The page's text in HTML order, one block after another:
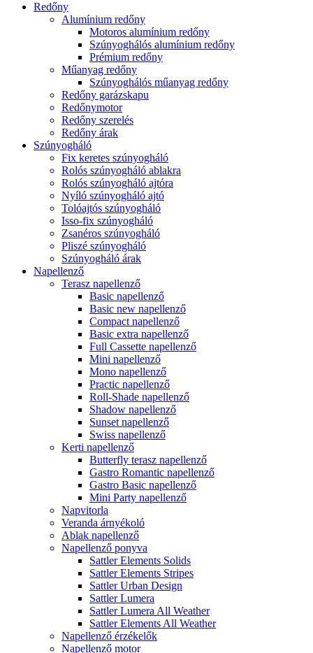
Redőny
Alumínium redőny
Motoros alumínium redőny
Szúnyoghálós alumínium redőny
Prémium redőny
Műanyag redőny
Szúnyoghálós műanyag redőny
Redőny garázskapu
Redőnymotor
Redőny szerelés
Redőny árak
Szúnyogháló
Fix keretes szúnyogháló
Rolós szúnyogháló ablakra
Rolós szúnyogháló ajtóra
Nyíló szúnyogháló ajtó
Tolóajtós szúnyogháló
Isso-fix szúnyogháló
Zsanéros szúnyogháló
Pliszé szúnyogháló
Szúnyogháló árak
Napellenző
Terasz napellenző
Basic napellenző
Basic new napellenző
Compact napellenző
Basic extra napellenző
Full Cassette napellenző
Mini napellenző
Mono napellenző
Practic napellenző
Roll-Shade napellenző
Shadow napellenző
Sunset napellenző
Swiss napellenző
Kerti napellenző
Butterfly terasz napellenző
Gastro Romantic napellenző
Gastro Basic napellenző
Mini Party napellenző
Napvitorla
Veranda árnyékoló
Ablak napellenző
Napellenző ponyva
Sattler Elements Solids
Sattler Elements Stripes
Sattler Urban Design
Sattler Lumera
Sattler Lumera All Weather
Sattler Elements All Weather
Napellenző érzékelők
Napellenző motor